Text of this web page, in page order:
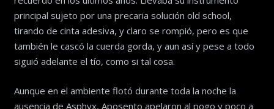
principal sujeto por una precaria solución old school,
tirando de cinta adesiva, y claro se rompió, pero es que
también le cascó la cuerda gorda, y aun así y pese a todo
siguió adelante el tío, como si tal cosa.
Aunque en el ambiente flotó durante toda la noche la
ausencia de Asphyx, Aposento apelaron al pogo y poco a